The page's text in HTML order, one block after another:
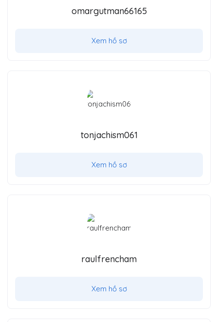
omargutman66165
Xem hồ sơ
tonjachism061
Xem hồ sơ
raulfrencham
Xem hồ sơ